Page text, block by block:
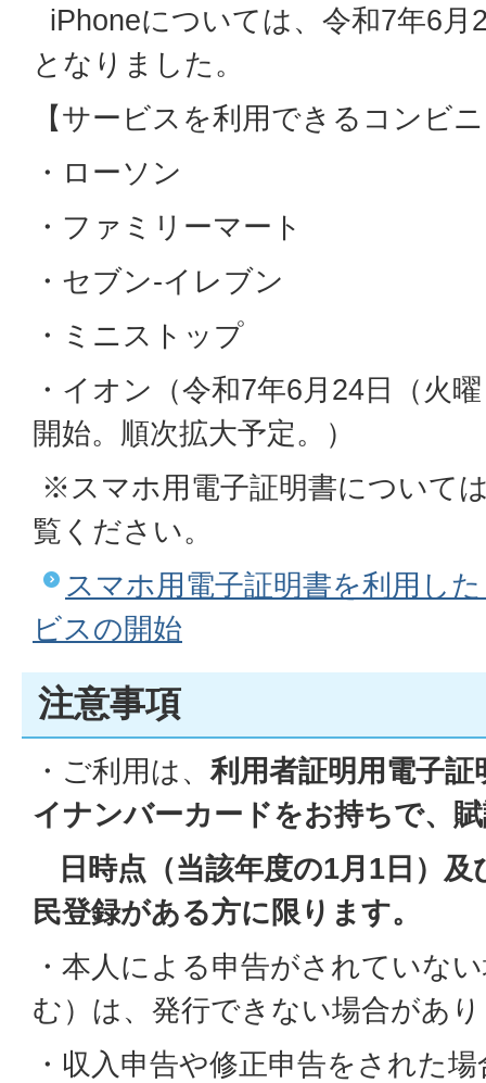
iPhoneについては、令和7年6月
となりました。
【サービスを利用できるコンビ
・ローソン
・ファミリーマート
・セブン-イレブン
・ミニストップ
・イオン（令和7年6月24日（火
開始。順次拡大予定。）
※スマホ用電子証明書について
覧ください。
スマホ用電子証明書を利用し
ビスの開始
注意事項
・ご利用は、利用者証明用電子
イナンバーカードをお持ちで、
日時点（当該年度の1月1日）及
民登録がある方に限ります。
・本人による申告がされていな
む）は、発行できない場合があ
・収入申告や修正申告をされた